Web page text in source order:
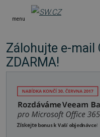
menu
Zálohujte e-mail
ZDARMA!